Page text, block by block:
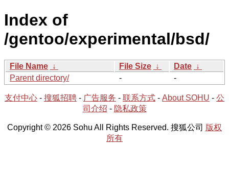
Index of
/gentoo/experimental/bsd/
File Name ↓ File Size ↓ Date ↓
Parent directory/
- -
支付中心 - 搜狐招聘 - 广告服务 - 联系方式 - About SOHU - 公
司介绍 - 隐私政策
Copyright © 2026 Sohu All Rights Reserved. 搜狐公司 版权
所有